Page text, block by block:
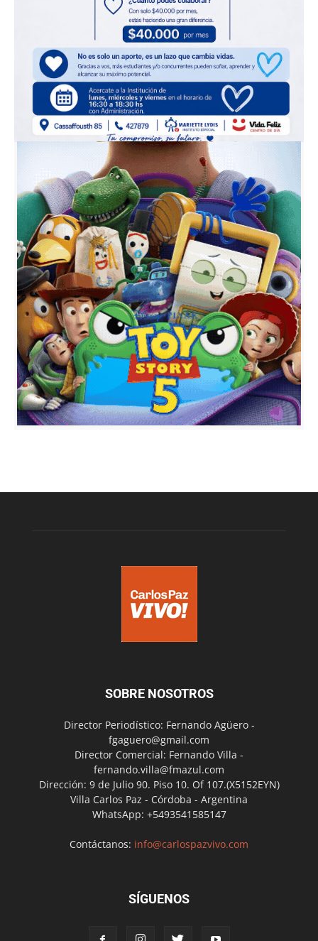
SOBRE NOSOTROS
Director Periodístico: Fernando Agüero -
fgaguero@gmail.com
Director Comercial: Fernando Villa -
fernando.villa@fmazul.com
Dirección: 9 de Julio 90. Piso 10. Of 107.(X5152EYN)
Villa Carlos Paz - Córdoba - Argentina
WhatsApp: +5493541585147
Contáctanos: info@carlospazvivo.com
SÍGUENOS